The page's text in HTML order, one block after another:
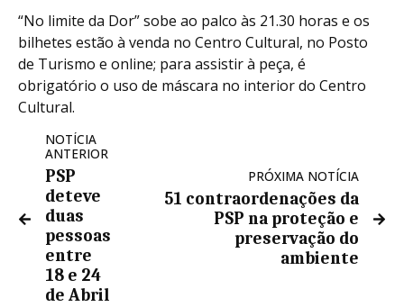
“No limite da Dor” sobe ao palco às 21.30 horas e os
bilhetes estão à venda no Centro Cultural, no Posto
de Turismo e online; para assistir à peça, é
obrigatório o uso de máscara no interior do Centro
Cultural.
NOTÍCIA
ANTERIOR
PSP
deteve
duas
pessoas
entre
18 e 24
de Abril
PRÓXIMA NOTÍCIA
51 contraordenações da
PSP na proteção e
preservação do
ambiente